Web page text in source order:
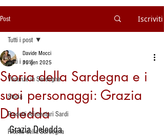
Post Iscriviti
Tutti i post
Vacanze in Sardegna
Storia
Prodotti Alimentari Sardi
Ricette della Sardegna
Tutti i post
Storia della Sardegna e i
suoi personaggi: Grazia
Deledda
Davide Mocci
15 gen 2025
Grazia Deledda